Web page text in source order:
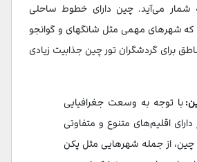
شمار می‌آید. چین دارای خطوط ساحلی
شهرهای مهمی مثل شانگهای و گوانجو
برای گردشگران تور چین جذابیت زیادی
با توجه به وسعت جغرافیایی
اقلیم‌های متنوع و متفاوتی
از جمله شهرهایی مثل پکن